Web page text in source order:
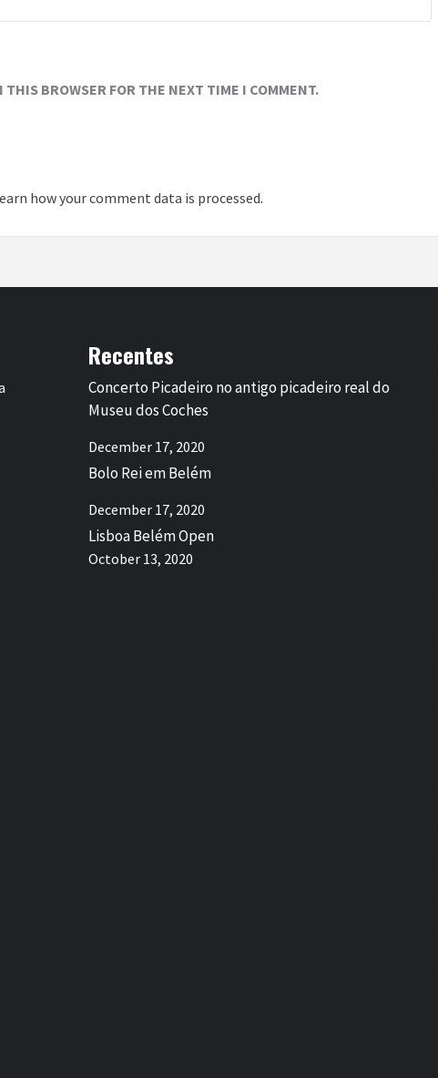
BROWSER FOR THE NEXT TIME I COMMENT.
how your comment data is processed.
Recentes
Concerto Picadeiro no antigo picadeiro real do
Museu dos Coches
December 17, 2020
Bolo Rei em Belém
December 17, 2020
Lisboa Belém Open
October 13, 2020